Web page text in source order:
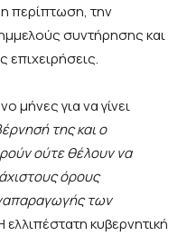
περίπτωση, την
συντήρησης και
επιχειρήσεις.
μήνες για να γίνει
της και ο
ούτε θέλουν να
όρους
των
ελλιπέστατη κυβερνητική